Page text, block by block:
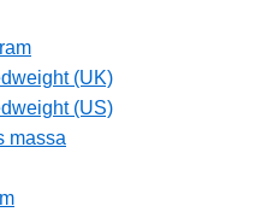
(UK)
(US)
massa